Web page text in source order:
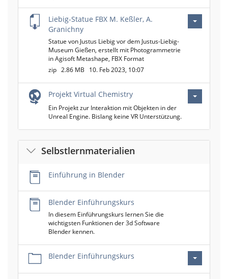
Liebig-Statue FBX M. Keßler, A.
Granichny
Statue von Justus Liebig vor dem Justus-Liebig-
Museum Gießen, erstellt mit Photogrammetrie
in Agisoft Metashape, FBX Format
zip 2.86 MB 10. Feb 2023, 10:07
Projekt Virtual Chemistry
Ein Projekt zur Interaktion mit Objekten in der
Unreal Engine. Bislang keine VR Unterstützung.
Selbstlernmaterialien
Einführung in Blender
Blender Einführungskurs
In diesem Einführungskurs lernen Sie die
wichtigsten Funktionen der 3d Software
Blender kennen.
Blender Einführungskurs